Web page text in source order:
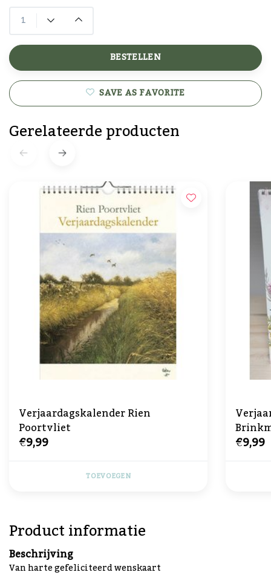
BESTELLEN
SAVE AS FAVORITE
Gerelateerde producten
Verjaardagskalender Rien
Poortvliet
€9,99
TOEVOEGEN
€9,99
Product informatie
Beschrijving
Van harte gefeliciteerd wenskaart